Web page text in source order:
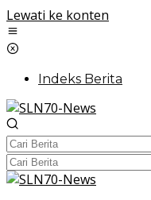
Lewati ke konten
Indeks Berita